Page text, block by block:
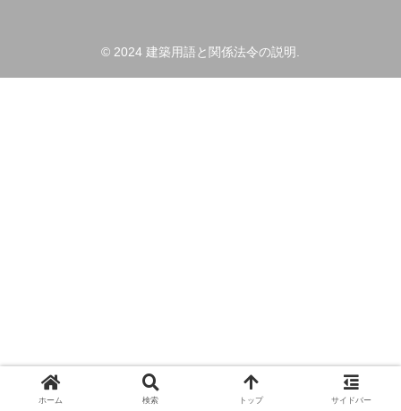
© 2024 建築用語と関係法令の説明.
ホーム 検索 トップ サイドバー